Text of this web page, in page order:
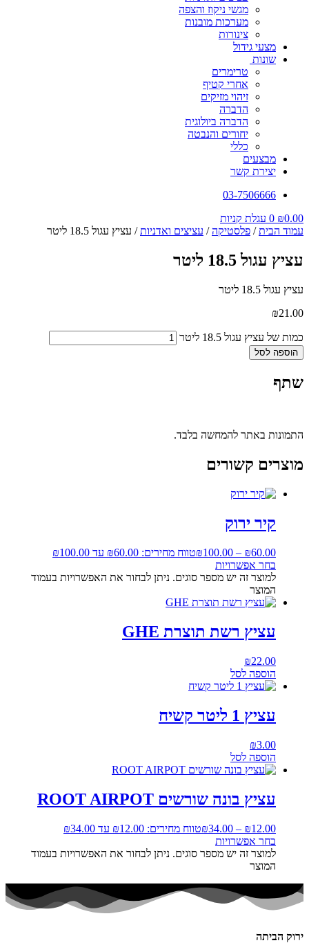
מגשי ניקוז והצפה
מערכות מובנות
צינורות
מצעי גידול
שונות
טרימרים
אחרי קטיף
זיהוי מזיקים
הדברה
הדברה ביולוגית
יחורים והנבטה
כללי
מבצעים
יצירת קשר
03-7506666
₪0.00
0 עגלת קניות
עמוד הבית/ פלסטיקה/ עציצים ואדניות/ עציץ עגול 18.5 ליטר
עציץ עגול 18.5 ליטר
עציץ עגול 18.5 ליטר
₪21.00
כמות של עציץ עגול 18.5 ליטר
הוספה לסל
שתף
התמונות באתר להמחשה בלבד.
מוצרים קשורים
קיר ירוק
₪60.00
–
₪100.00
טווח מחירים: ⁦₪60.00⁩ עד ⁦₪100.00⁩
בחר אפשרויות
למוצר זה יש מספר סוגים. ניתן לבחור את האפשרויות בעמוד
המוצר
עציץ רשת תוצרת GHE
₪22.00
הוספה לסל
עציץ 1 ליטר קשיח
₪3.00
הוספה לסל
עציץ בונה שורשים ROOT AIRPOT
₪12.00
–
₪34.00
טווח מחירים: ⁦₪12.00⁩ עד ⁦₪34.00⁩
בחר אפשרויות
למוצר זה יש מספר סוגים. ניתן לבחור את האפשרויות בעמוד
המוצר
ירוק הביתה